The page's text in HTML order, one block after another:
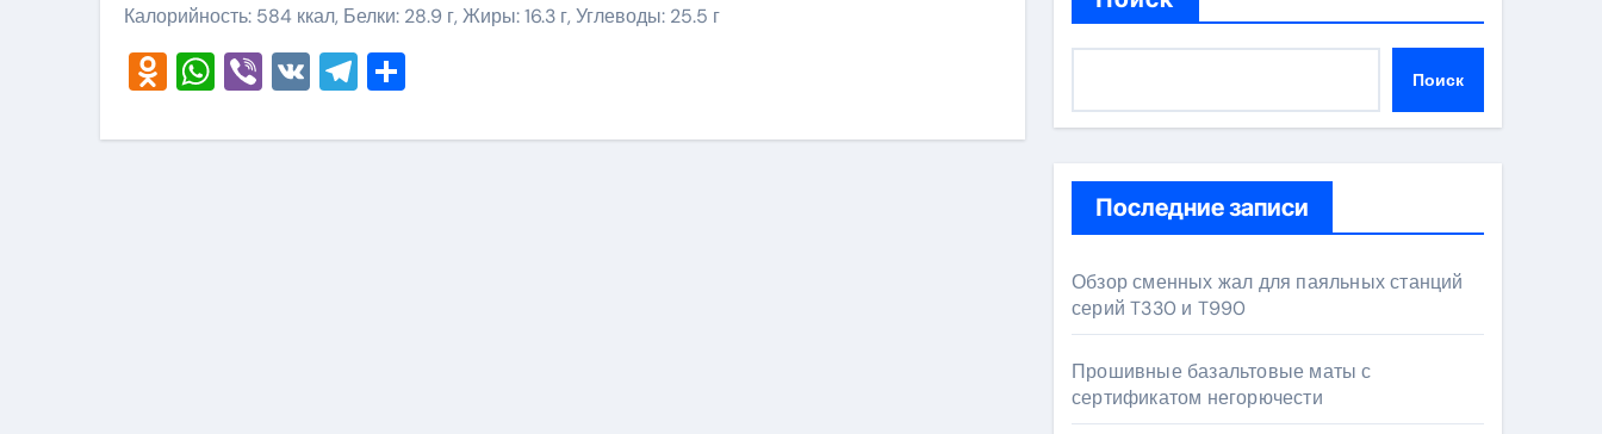
Калорийность: 584 ккал, Белки: 28.9 г, Жиры: 16.3 г, Углеводы: 25.5 г
Odnoklassniki
WhatsApp
Viber
VKTelegram Поиск
Последние записи
Обзор сменных жал для паяльных станций
серий T330 и T990
Прошивные базальтовые маты с
сертификатом негорючести